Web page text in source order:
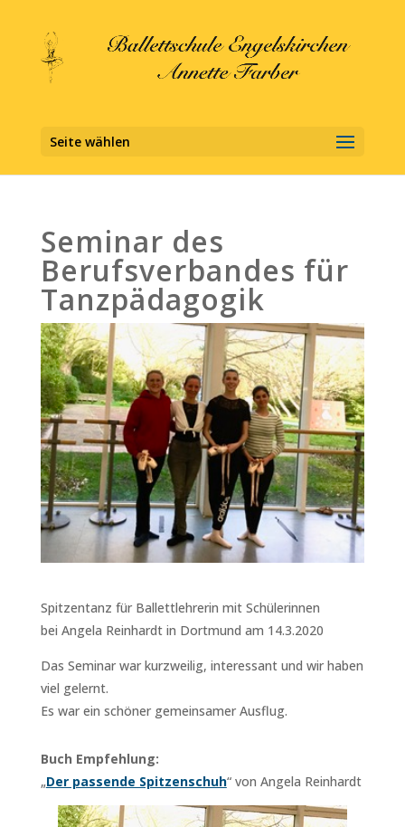
Seite wählen
Seminar des
Berufsverbandes für
Tanzpädagogik
Spitzentanz für Ballettlehrerin mit Schülerinnen
bei Angela Reinhardt in Dortmund am 14.3.2020
Das Seminar war kurzweilig, interessant und wir haben
viel gelernt.
Es war ein schöner gemeinsamer Ausflug.
Buch Empfehlung:
„Der passende Spitzenschuh“ von Angela Reinhardt